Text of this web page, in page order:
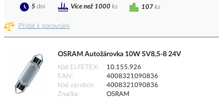
Přidat k porovnání
107 ks
5 dní Více než 1000 ks
OSRAM Autožárovka 10W SV8,5-8 24V
Kód ELFETEX
10.155.926
EAN
4008321090836
Kód výrobce
4008321090836
Značka
OSRAM